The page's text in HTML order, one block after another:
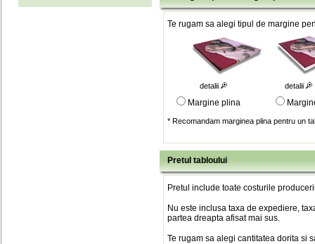
Te rugam sa alegi tipul de margine
detalii detalii
Margine plina
* Recomandam marginea plina pentru un
Pretul tabloului
Pretul include toate costurile
Nu este inclusa taxa de expediere,
partea dreapta afisat mai sus.
Te rugam sa alegi cantitatea dorita si